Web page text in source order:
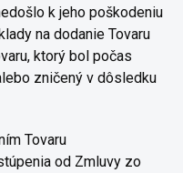
k jeho poškodeniu
na dodanie Tovaru
ktorý bol počas
zničený v dôsledku
Tovaru
od Zmluvy zo